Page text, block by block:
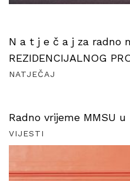
N a t j e č a j za radno
REZIDENCIJALNOG
NATJEČAJ
Radno vrijeme MMSU
VIJESTI